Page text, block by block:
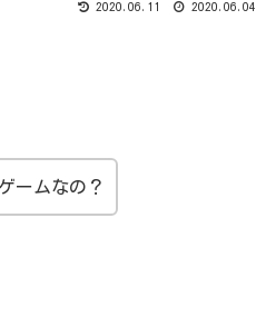
2020.06.11 2020.06.04
ームなの？